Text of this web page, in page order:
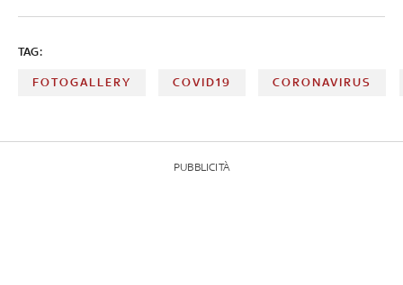
TAG:
FOTOGALLERY COVID19 CORONAVIRUS
PUBBLICITÀ